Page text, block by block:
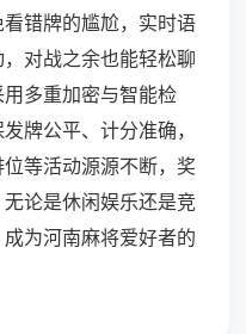
错牌的尴尬，实时语
对战之余也能轻松聊
多重加密与智能检
牌公平、计分准确，
等活动源源不断，奖
论是休闲娱乐还是竞
为河南麻将爱好者的